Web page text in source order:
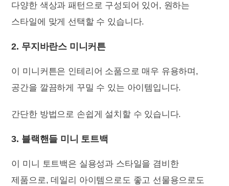
다양한 색상과 패턴으로 구성되어 있어, 원하는
스타일에 맞게 선택할 수 있습니다.
2. 무지바란스 미니커튼
이 미니커튼은 인테리어 소품으로 매우 유용하며,
공간을 깔끔하게 꾸밀 수 있는 아이템입니다.
간단한 방법으로 손쉽게 설치할 수 있습니다.
3. 블랙핸들 미니 토트백
이 미니 토트백은 실용성과 스타일을 겸비한
제품으로, 데일리 아이템으로도 좋고 선물용으로도